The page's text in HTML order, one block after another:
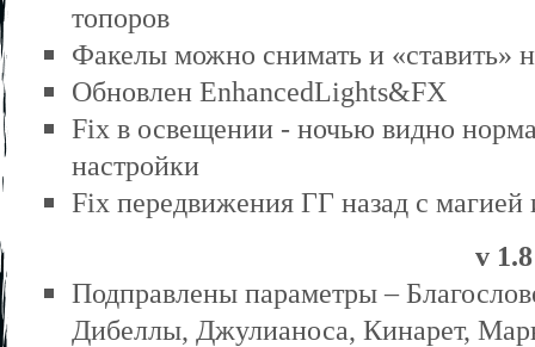
топоров
Факелы можно снимать и «ставить»
Обновлен EnhancedLights&FX
Fix в освещении - ночью видно
настройки
Fix передвижения ГГ назад с
v 1.8
Подправлены параметры –
Дибеллы, Джулианоса, Кинарет,